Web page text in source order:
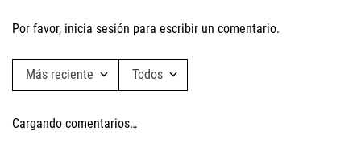
Por favor, inicia sesión para escribir un comentario.
Más reciente Todos
Cargando comentarios…